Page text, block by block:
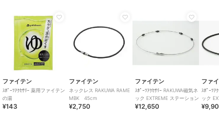
ファイテン
ｽﾎﾟｰﾂｱｸｾｻﾘｰ 薬用ファイテン
の湯
¥143
ファイテン
ネックレス RAKUWA RAME
MBK 45cm
¥2,750
ファイテン
ｽﾎﾟｰﾂｱｸｾｻﾘｰ RAKUWA磁気ネ
ック EXTREME ステーション
¥12,650
ファ
ｽﾎﾟｰﾂｱ
ック